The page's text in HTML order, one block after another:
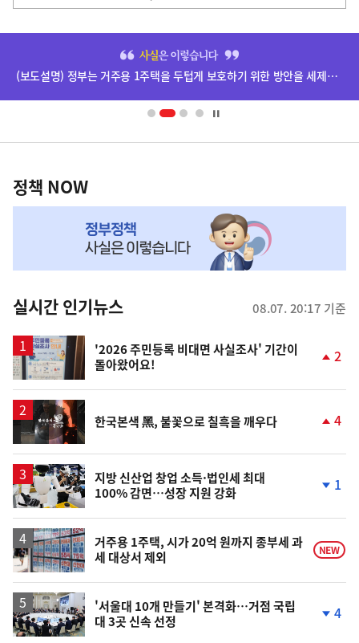
영
(보도설명) 정부는 거주용 1주택을 두텁게 보호하기 위한 방안을 세제개편안에 담았습니다.
책
NOW,
뉴
스
정책 NOW
실시간 인기뉴스 08.07. 20:17 기준
'2026 주민등록 비대면 사실조사' 기간이
돌아왔어요!
상
2
영
상
한국본색 黑, 불꽃으로 칠흑을 깨우다
상
4
지방 신산업 창업 소득·법인세 최대
100% 감면…성장 지원 강화
하
락
1
거주용 1주택, 시가 20억 원까지 종부세 과
세 대상서 제외
NEW
'서울대 10개 만들기' 본격화…거점 국립
대 3곳 신속 선정
4